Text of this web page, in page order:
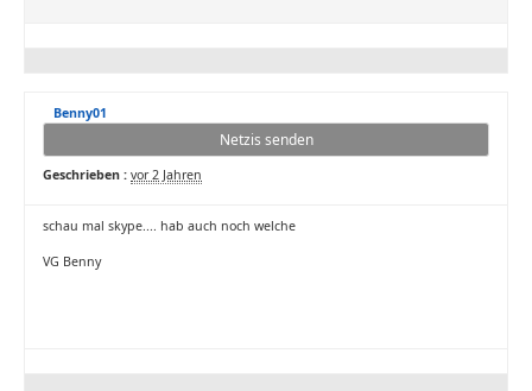
Benny01
Netzis senden
Geschrieben : vor 2 Jahren
schau mal skype.... hab auch noch welche
VG Benny